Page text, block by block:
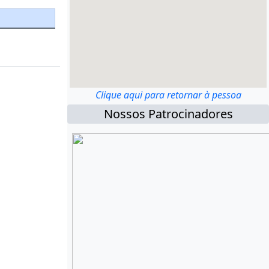
Clique aqui para retornar à pessoa
Nossos Patrocinadores